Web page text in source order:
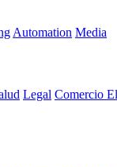
Automation Media
Legal Comercio